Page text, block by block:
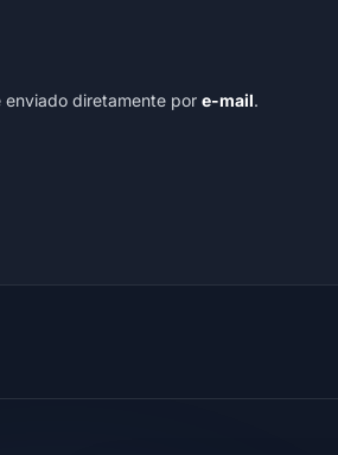
enviado diretamente por e-mail.